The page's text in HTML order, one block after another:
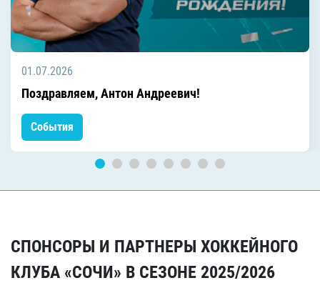
01.07.2026
Поздравляем, Антон Андреевич!
События
СПОНСОРЫ И ПАРТНЕРЫ ХОККЕЙНОГО
КЛУБА «СОЧИ» В СЕЗОНЕ 2025/2026